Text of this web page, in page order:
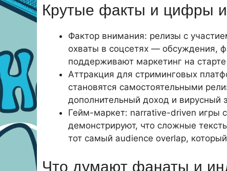
Крутые факты и цифры
Фактор внимания: релизы с
охваты в соцсетях — обсуждения,
поддерживают маркетинг на старте
Аттракция для стриминговых
становятся самостоятельными
дополнительный доход и вирусный
Гейм-маркет: narrative-driven игры
демонстрируют, что сложные
тот самый audience overlap,
Что думают фанаты и